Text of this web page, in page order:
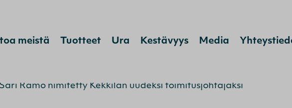
Hyppää sisältöön
meistä Tuotteet Ura Kestävyys Media
Sari Rämö nimitetty Kekkilän uudeksi toimitusjohtajaksi